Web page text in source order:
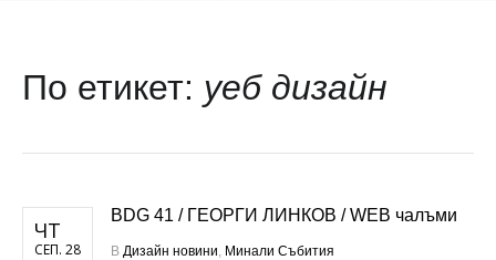
По етикет: уеб дизайн
ЧТ
СЕП. 28
BDG 41 / ГЕОРГИ ЛИНКОВ / WЕB чалъми
В Дизайн новини, Минали Събития